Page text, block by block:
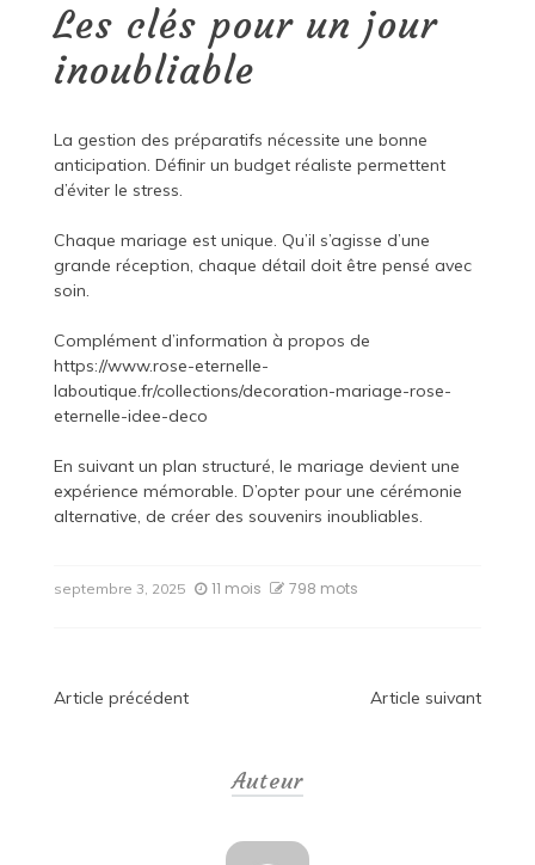
Les clés pour un jour
inoubliable
La gestion des préparatifs nécessite une bonne
anticipation. Définir un budget réaliste permettent
d’éviter le stress.
Chaque mariage est unique. Qu’il s’agisse d’une
grande réception, chaque détail doit être pensé avec
soin.
Complément d’information à propos de
https://www.rose-eternelle-
laboutique.fr/collections/decoration-mariage-rose-
eternelle-idee-deco
En suivant un plan structuré, le mariage devient une
expérience mémorable. D’opter pour une cérémonie
alternative, de créer des souvenirs inoubliables.
septembre 3, 2025 11 mois 798 mots
Navigation
Article précédent Article suivant
Auteur